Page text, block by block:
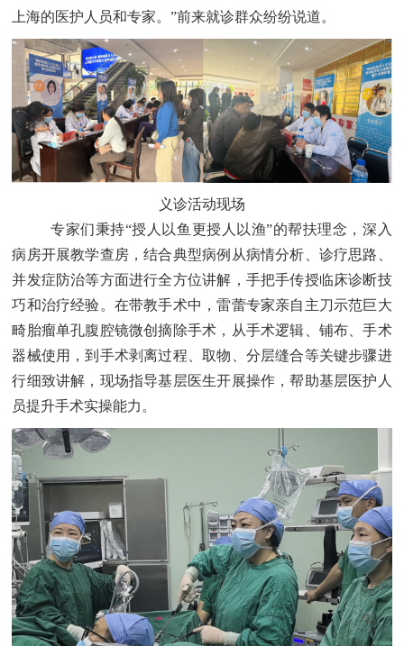
上海的医护人员和专家。”前来就诊群众纷纷说道。
义诊活动现场
专家们秉持“授人以鱼更授人以渔”的帮扶理念，深入
病房开展教学查房，结合典型病例从病情分析、诊疗思路、
并发症防治等方面进行全方位讲解，手把手传授临床诊断技
巧和治疗经验。在带教手术中，雷蕾专家亲自主刀示范巨大
畸胎瘤单孔腹腔镜微创摘除手术，从手术逻辑、铺布、手术
器械使用，到手术剥离过程、取物、分层缝合等关键步骤进
行细致讲解，现场指导基层医生开展操作，帮助基层医护人
员提升手术实操能力。